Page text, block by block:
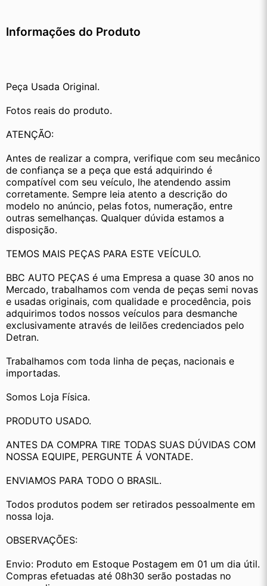
Informações do Produto
Peça Usada Original.
Fotos reais do produto.
ATENÇÃO:
Antes de realizar a compra, verifique com seu mecânico
de confiança se a peça que está adquirindo é
compatível com seu veículo, lhe atendendo assim
corretamente. Sempre leia atento a descrição do
modelo no anúncio, pelas fotos, numeração, entre
outras semelhanças. Qualquer dúvida estamos a
disposição.
TEMOS MAIS PEÇAS PARA ESTE VEÍCULO.
BBC AUTO PEÇAS é uma Empresa a quase 30 anos no
Mercado, trabalhamos com venda de peças semi novas
e usadas originais, com qualidade e procedência, pois
adquirimos todos nossos veículos para desmanche
exclusivamente através de leilões credenciados pelo
Detran.
Trabalhamos com toda linha de peças, nacionais e
importadas.
Somos Loja Física.
PRODUTO USADO.
ANTES DA COMPRA TIRE TODAS SUAS DÚVIDAS COM
NOSSA EQUIPE, PERGUNTE Á VONTADE.
ENVIAMOS PARA TODO O BRASIL.
Todos produtos podem ser retirados pessoalmente em
nossa loja.
OBSERVAÇÕES:
Envio: Produto em Estoque Postagem em 01 um dia útil.
Compras efetuadas até 08h30 serão postadas no